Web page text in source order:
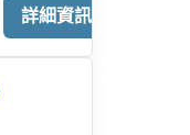
詳細資訊